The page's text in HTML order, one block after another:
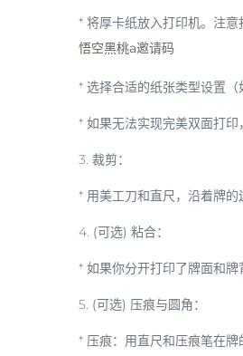
* 将厚卡纸放入打印机。 注意
悟空黑桃a邀请码
* 选择合适的纸张类型设置（
* 如果无法实现完美双面打印
3. 裁剪：
* 用美工刀和直尺，沿着牌
4. (可选) 粘合：
* 如果你分开打印了牌面和牌
5. (可选) 压痕与圆角：
* 压痕：用直尺和压痕笔在牌